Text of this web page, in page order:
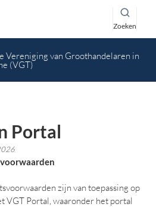
Zoeken
Vereniging van Groothandelaren in
(VGT)
Portal
zijn van toepassing op
VGT Portal, waaronder het portal